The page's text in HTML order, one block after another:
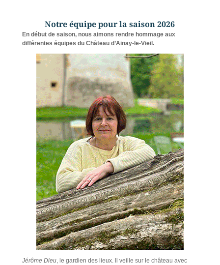
Notre équipe pour la saison 2026
En début de saison, nous aimons rendre hommage aux
différentes équipes du Château d’Ainay-le-Vieil.
Jérôme Dieu, le gardien des lieux. Il veille sur le château avec